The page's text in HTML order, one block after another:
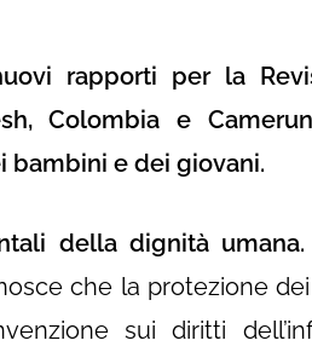
rapporti per la
Colombia e
bambini e dei giovani.
della dignità umana.
che la protezione
sui diritti